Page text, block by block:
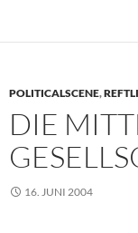
POLITICALSCENE,
DIE
16. JUNI 2004